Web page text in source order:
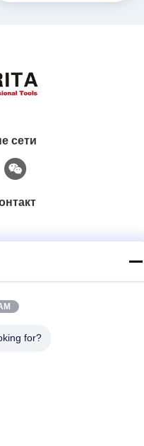
сети
District, Wuxi, Jiangsu,
for?